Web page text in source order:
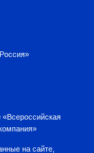
«Всероссийская
на сайте,